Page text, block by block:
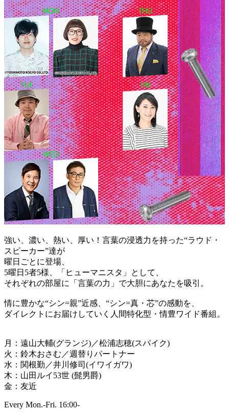
強い、濃い、熱い、厚い！言葉の浸透力を持った“ラウド・
スピーカー”達が
曜日ごとに登場、
5曜日5者5様、「ヒューマニスタ」として、
それぞれの部屋に「言葉の力」で大胆にあなたを吸引。
情に豊かな“シン=親”近感、“シン=真・芯”の感動を、
ダイレクトにお届けしていく人間特化型・情豊ワイド番組。
月：遠山大輔(グランジ)／松浦志穂(スパイク)
火：鈴木おさむ／週替りパートナー
水：関根勤／井川修司(イワイガワ)
木：山田ルイ53世 (髭男爵)
金：友近
Every Mon.-Fri. 16:00-